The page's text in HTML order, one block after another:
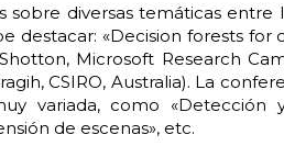
sobre diversas temáticas entre
destacar: «Decision forests for
Microsoft Research
CSIRO, Australia). La
variada, como «Detección
de escenas», etc.